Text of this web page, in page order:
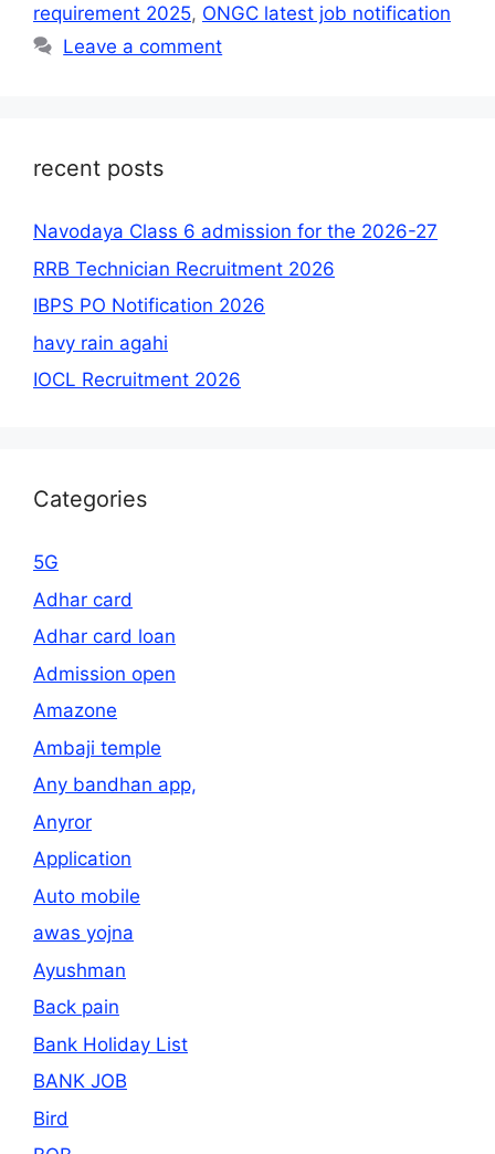
requirement 2025, ONGC latest job notification
Leave a comment
recent posts
Navodaya Class 6 admission for the 2026-27
RRB Technician Recruitment 2026
IBPS PO Notification 2026
havy rain agahi
IOCL Recruitment 2026
Categories
5G
Adhar card
Adhar card loan
Admission open
Amazone
Ambaji temple
Any bandhan app,
Anyror
Application
Auto mobile
awas yojna
Ayushman
Back pain
Bank Holiday List
BANK JOB
Bird